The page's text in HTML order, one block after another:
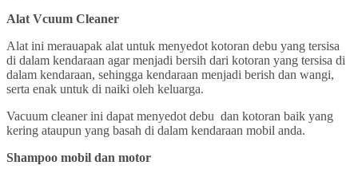
Alat Vcuum Cleaner
Alat ini merauapak alat untuk menyedot kotoran debu yang tersisa
di dalam kendaraan agar menjadi bersih dari kotoran yang tersisa di
dalam kendaraan, sehingga kendaraan menjadi berish dan wangi,
serta enak untuk di naiki oleh keluarga.
Vacuum cleaner ini dapat menyedot debu dan kotoran baik yang
kering ataupun yang basah di dalam kendaraan mobil anda.
Shampoo mobil dan motor